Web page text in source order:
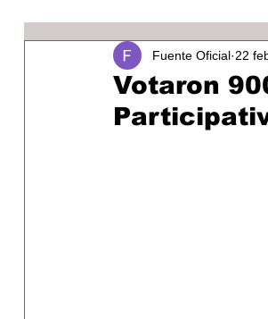
Votaron
Fuente Oficial 22